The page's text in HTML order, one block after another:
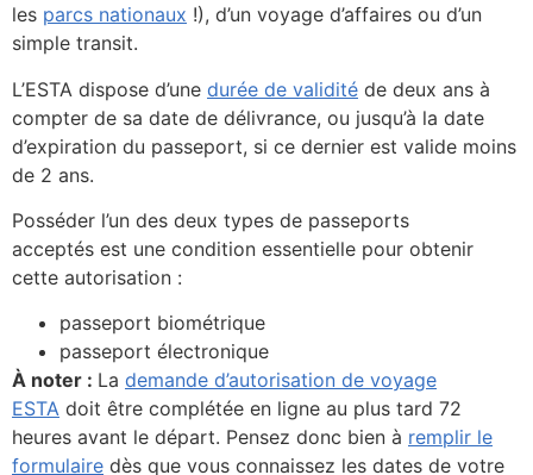
les parcs nationaux !), d’un voyage d’affaires ou d’un
simple transit.
L’ESTA dispose d’une durée de validité de deux ans à
compter de sa date de délivrance, ou jusqu’à la date
d’expiration du passeport, si ce dernier est valide moins
de 2 ans.
Posséder l’un des deux types de passeports
acceptés est une condition essentielle pour obtenir
cette autorisation :
passeport biométrique
passeport électronique
À noter : La demande d’autorisation de voyage
ESTA doit être complétée en ligne au plus tard 72
heures avant le départ. Pensez donc bien à remplir le
formulaire dès que vous connaissez les dates de votre